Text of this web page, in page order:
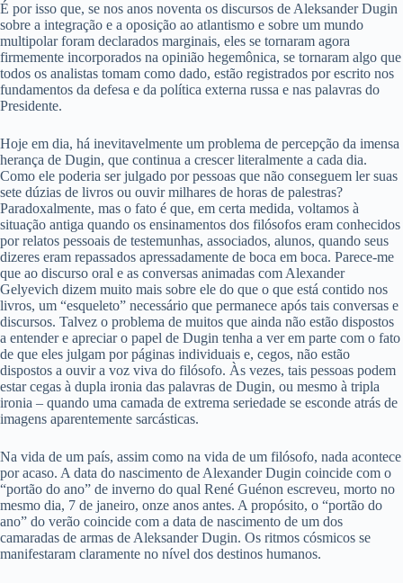
É por isso que, se nos anos noventa os discursos de Aleksander Dugin
sobre a integração e a oposição ao atlantismo e sobre um mundo
multipolar foram declarados marginais, eles se tornaram agora
firmemente incorporados na opinião hegemônica, se tornaram algo que
todos os analistas tomam como dado, estão registrados por escrito nos
fundamentos da defesa e da política externa russa e nas palavras do
Presidente.
Hoje em dia, há inevitavelmente um problema de percepção da imensa
herança de Dugin, que continua a crescer literalmente a cada dia.
Como ele poderia ser julgado por pessoas que não conseguem ler suas
sete dúzias de livros ou ouvir milhares de horas de palestras?
Paradoxalmente, mas o fato é que, em certa medida, voltamos à
situação antiga quando os ensinamentos dos filósofos eram conhecidos
por relatos pessoais de testemunhas, associados, alunos, quando seus
dizeres eram repassados apressadamente de boca em boca. Parece-me
que ao discurso oral e as conversas animadas com Alexander
Gelyevich dizem muito mais sobre ele do que o que está contido nos
livros, um “esqueleto” necessário que permanece após tais conversas e
discursos. Talvez o problema de muitos que ainda não estão dispostos
a entender e apreciar o papel de Dugin tenha a ver em parte com o fato
de que eles julgam por páginas individuais e, cegos, não estão
dispostos a ouvir a voz viva do filósofo. Às vezes, tais pessoas podem
estar cegas à dupla ironia das palavras de Dugin, ou mesmo à tripla
ironia – quando uma camada de extrema seriedade se esconde atrás de
imagens aparentemente sarcásticas.
Na vida de um país, assim como na vida de um filósofo, nada acontece
por acaso. A data do nascimento de Alexander Dugin coincide com o
“portão do ano” de inverno do qual René Guénon escreveu, morto no
mesmo dia, 7 de janeiro, onze anos antes. A propósito, o “portão do
ano” do verão coincide com a data de nascimento de um dos
camaradas de armas de Aleksander Dugin. Os ritmos cósmicos se
manifestaram claramente no nível dos destinos humanos.